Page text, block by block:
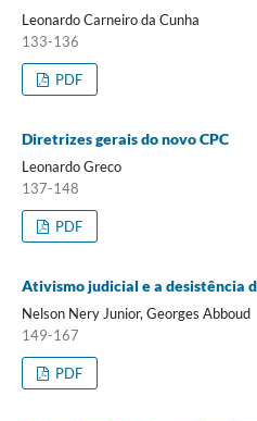
Leonardo Carneiro da Cunha
133-136
PDF
Diretrizes gerais do novo CPC
Leonardo Greco
137-148
PDF
Ativismo judicial e a desistência
Nelson Nery Junior, Georges Abboud
149-167
PDF